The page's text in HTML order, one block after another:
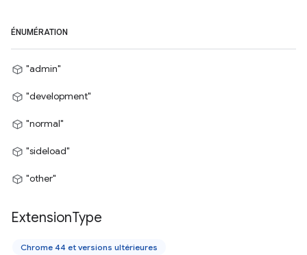
ÉNUMÉRATION
"admin"
"development"
"normal"
"sideload"
"other"
ExtensionType
Chrome 44 et versions ultérieures